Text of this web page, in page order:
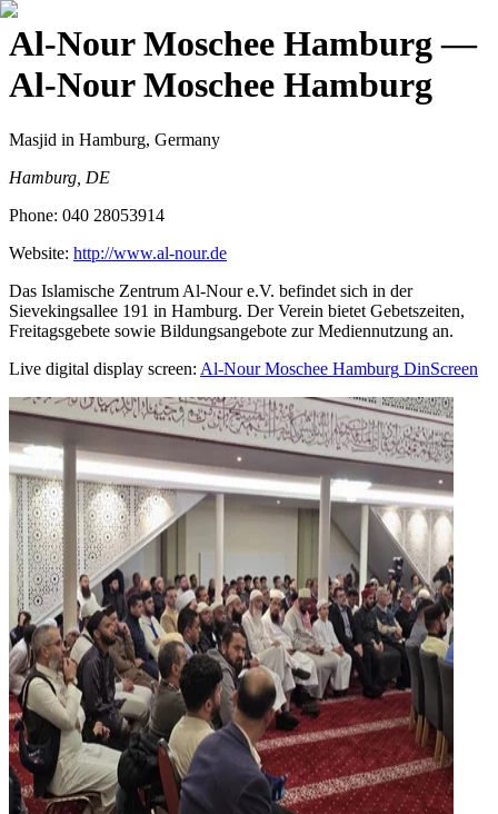
Al-Nour Moschee Hamburg—
Al-Nour Moschee Hamburg
Masjid in Hamburg, Germany
Hamburg, DE
Phone: 040 28053914
Website: http://www.al-nour.de
Das Islamische Zentrum Al-Nour e.V. befindet sich in der
Sievekingsallee 191 in Hamburg. Der Verein bietet Gebetszeiten,
Freitagsgebete sowie Bildungsangebote zur Mediennutzung an.
Live digital display screen: Al-Nour Moschee Hamburg DinScreen